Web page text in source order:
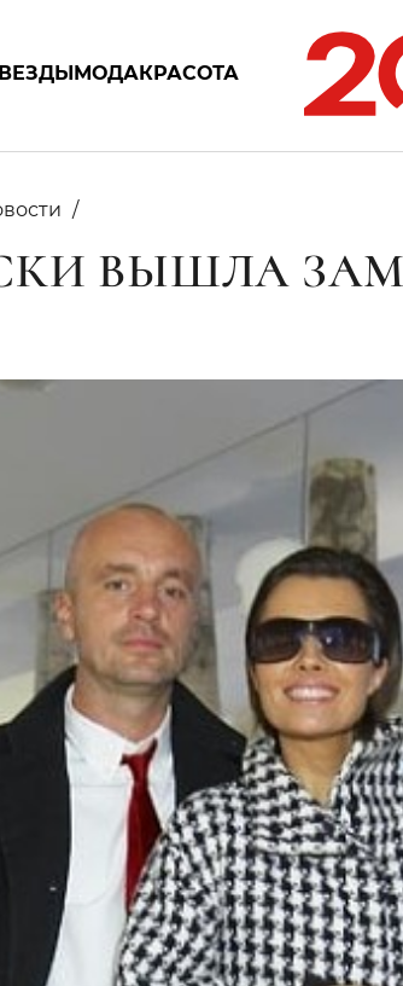
МОДАКРАСОТА
ВЫШЛА